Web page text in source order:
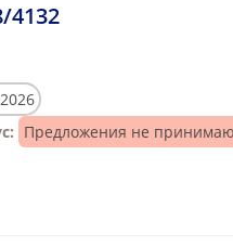
4132
Предложения не